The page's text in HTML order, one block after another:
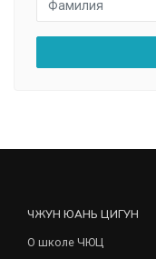
ЧЖУН ЮАНЬ ЦИГУН
О школе ЧЮЦ